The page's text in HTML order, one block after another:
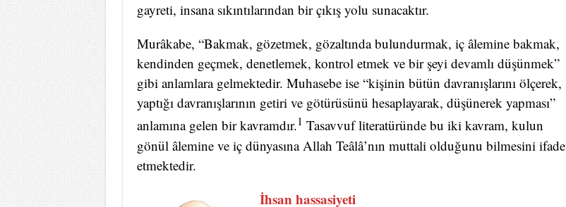
gayreti, insana sıkıntılarından bir çıkış yolu sunacaktır.
Murâkabe, “Bakmak, gözetmek, gözaltında bulundurmak, iç âlemine bakmak,
kendinden geçmek, denetlemek, kontrol etmek ve bir şeyi devamlı düşünmek”
gibi anlamlara gelmektedir. Muhasebe ise “kişinin bütün davranışlarını ölçerek,
yaptığı davranışlarının getiri ve götürüsünü hesaplayarak, düşünerek yapması”
anlamına gelen bir kavramdır.1 Tasavvuf literatüründe bu iki kavram, kulun
gönül âlemine ve iç dünyasına Allah Teâlâ’nın muttali olduğunu bilmesini ifade
etmektedir.
İhsan hassasiyeti